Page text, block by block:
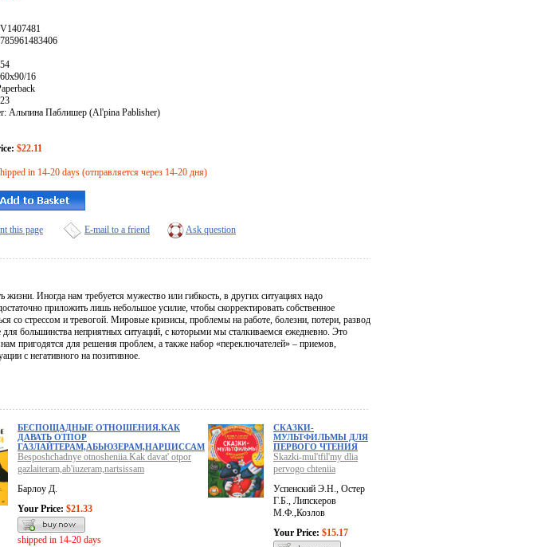
16
Альпина Паблишер (Al'pina Pablisher)
$22.11
in 14-20 days (отправляется через 14-20 дня)
this page E-mail to a friend Ask question
Иногда нам требуется мужество или гибкость, в других ситуациях надо
приложить лишь небольшое усилие, чтобы скорректировать собственное
со стрессом и тревогой. Мировые кризисы, проблемы на работе, болезни, потери, развод
большинства неприятных ситуаций, с которыми мы сталкиваемся ежедневно. Это
пригодятся для решения проблем, а также набор «переключателей» – приемов,
с негативного на позитивное.
БЕСПОЩАДНЫЕ ОТНОШЕНИЯ.КАК
ДАВАТЬ ОТПОР
ГАЗЛАЙТЕРАМ,АБЬЮЗЕРАМ,НАРЦИССАМ
Besposhchadnye otnosheniia.Kak davat' otpor
gazlaiteram,ab'iuzeram,nartsissam
Барлоу Д.
Your Price: $21.33
shipped in 14-20 days
СКАЗКИ-
МУЛЬТФИЛЬМЫ ДЛЯ
ПЕРВОГО ЧТЕНИЯ
Skazki-mul'tfil'my dlia
pervogo chteniia
Успенский Э.Н., Остер
Г.Б., Липскеров
М.Ф.,Козлов
Your Price: $15.17